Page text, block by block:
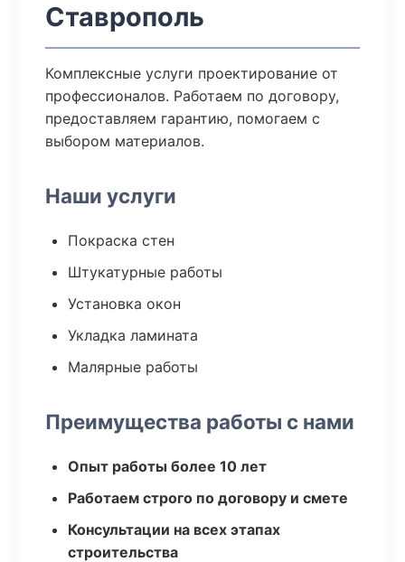
Ставрополь
Комплексные услуги проектирование от
профессионалов. Работаем по договору,
предоставляем гарантию, помогаем с
выбором материалов.
Наши услуги
Покраска стен
Штукатурные работы
Установка окон
Укладка ламината
Малярные работы
Преимущества работы с нами
Опыт работы более 10 лет
Работаем строго по договору и смете
Консультации на всех этапах
строительства